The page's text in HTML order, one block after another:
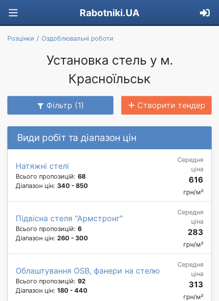
Rabotniki.UA
Розцінки Оздоблювальні роботи
Установка стель у м.
Красноїльськ
Фільтр (1) Створити тендер
Види робіт та діапазон цін
Натяжні стелі
Всього пропозицій: 68
Діапазон цін: 340 - 850
Середня
ціна
616
грн/м²
Підвісна стеля "Армстронг"
Всього пропозицій: 6
Діапазон цін: 260 - 300
Середня
ціна
283
грн/м²
Облаштування OSB, фанери на стелю
Всього пропозицій: 92
Діапазон цін: 180 - 440
Середня
ціна
313
грн/м²